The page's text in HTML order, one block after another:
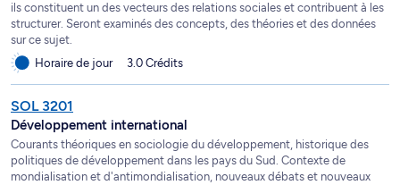
ils constituent un des vecteurs des relations sociales et contribuent à les
structurer. Seront examinés des concepts, des théories et des données
sur ce sujet.
Horaire de jour
3.0 Crédits
SOL 3201
Développement international
Courants théoriques en sociologie du développement, historique des
politiques de développement dans les pays du Sud. Contexte de
mondialisation et d'antimondialisation, nouveaux débats et nouveaux